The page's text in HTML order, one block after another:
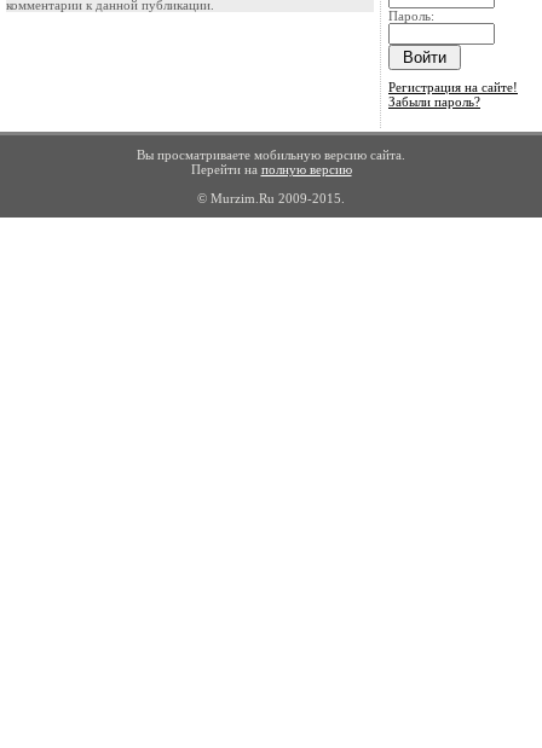
комментарии к данной публикации.
Пароль:
Регистрация на сайте!
Забыли пароль?
Вы просматриваете мобильную версию сайта.
Перейти на полную версию
© Murzim.Ru 2009-2015.